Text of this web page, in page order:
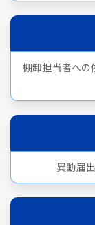
棚卸担当者への
異動届